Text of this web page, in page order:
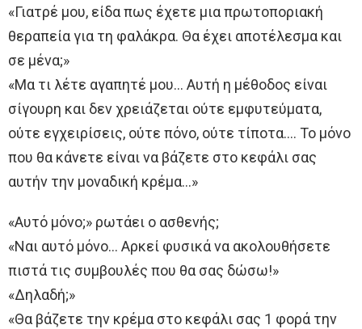
«Γιατρέ μου, είδα πως έχετε μια πρωτοποριακή
θεραπεία για τη φαλάκρα. Θα έχει αποτέλεσμα και
σε μένα;»
«Μα τι λέτε αγαπητέ μου… Αυτή η μέθοδος είναι
σίγουρη και δεν χρειάζεται ούτε εμφυτεύματα,
ούτε εγχειρίσεις, ούτε πόνο, ούτε τίποτα…. Το μόνο
που θα κάνετε είναι να βάζετε στο κεφάλι σας
αυτήν την μοναδική κρέμα…»
«Αυτό μόνο;» ρωτάει ο ασθενής;
«Ναι αυτό μόνο… Αρκεί φυσικά να ακολουθήσετε
πιστά τις συμβουλές που θα σας δώσω!»
«Δηλαδή;»
«Θα βάζετε την κρέμα στο κεφάλι σας 1 φορά την